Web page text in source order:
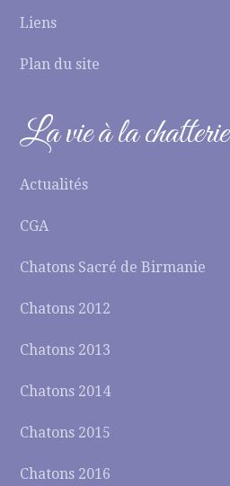
Liens
Plan du site
La vie à la chatterie
Actualités
CGA
Chatons Sacré de Birmanie
Chatons 2012
Chatons 2013
Chatons 2014
Chatons 2015
Chatons 2016